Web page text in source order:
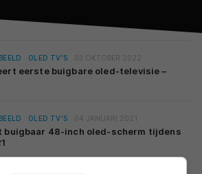
BEELD OLED TV'S 03 OKTOBER 2022
eerste buigbare oled-televisie –
BEELD OLED TV'S 04 JANUARI 2021
buigbaar 48-inch oled-scherm tijdens